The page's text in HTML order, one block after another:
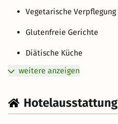
Vegetarische Verpflegung
Glutenfreie Gerichte
Diätische Küche
weitere anzeigen
Hotelausstattung